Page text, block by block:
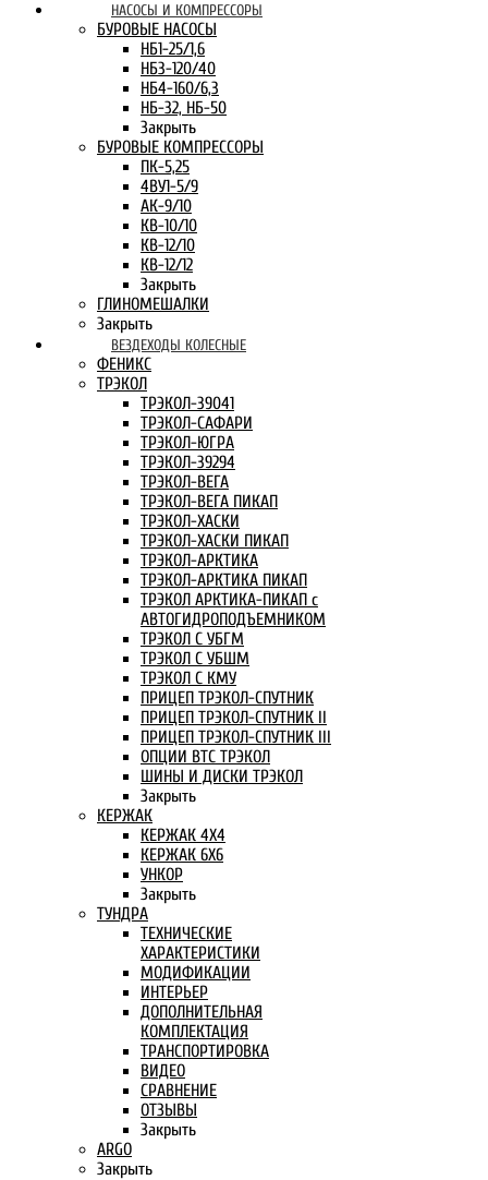
НАСОСЫ И КОМПРЕССОРЫ
БУРОВЫЕ НАСОСЫ
НБ1-25/1,6
НБ3-120/40
НБ4-160/6,3
НБ-32, НБ-50
Закрыть
БУРОВЫЕ КОМПРЕССОРЫ
ПК-5,25
4ВУ1-5/9
АК-9/10
КВ-10/10
КВ-12/10
КВ-12/12
Закрыть
ГЛИНОМЕШАЛКИ
Закрыть
ВЕЗДЕХОДЫ КОЛЕСНЫЕ
ФЕНИКС
ТРЭКОЛ
ТРЭКОЛ-39041
ТРЭКОЛ-САФАРИ
ТРЭКОЛ-ЮГРА
ТРЭКОЛ-39294
ТРЭКОЛ-ВЕГА
ТРЭКОЛ-ВЕГА ПИКАП
ТРЭКОЛ-ХАСКИ
ТРЭКОЛ-ХАСКИ ПИКАП
ТРЭКОЛ-АРКТИКА
ТРЭКОЛ-АРКТИКА ПИКАП
ТРЭКОЛ АРКТИКА-ПИКАП с
АВТОГИДРОПОДЪЕМНИКОМ
ТРЭКОЛ С УБГМ
ТРЭКОЛ С УБШМ
ТРЭКОЛ С КМУ
ПРИЦЕП ТРЭКОЛ-СПУТНИК
ПРИЦЕП ТРЭКОЛ-СПУТНИК II
ПРИЦЕП ТРЭКОЛ-СПУТНИК III
ОПЦИИ ВТС ТРЭКОЛ
ШИНЫ И ДИСКИ ТРЭКОЛ
Закрыть
КЕРЖАК
КЕРЖАК 4Х4
КЕРЖАК 6Х6
УНКОР
Закрыть
ТУНДРА
ТЕХНИЧЕСКИЕ
ХАРАКТЕРИСТИКИ
МОДИФИКАЦИИ
ИНТЕРЬЕР
ДОПОЛНИТЕЛЬНАЯ
КОМПЛЕКТАЦИЯ
ТРАНСПОРТИРОВКА
ВИДЕО
СРАВНЕНИЕ
ОТЗЫВЫ
Закрыть
ARGO
Закрыть